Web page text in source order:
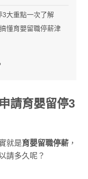
3大重點一次了解
懂育嬰留職停薪津
請育嬰留停3
就是育嬰留職停薪 ，
請多久呢？